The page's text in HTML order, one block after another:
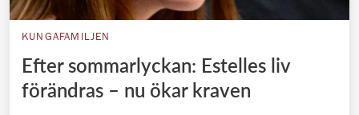
KUNGAFAMILJEN
Efter sommarlyckan: Estelles liv
förändras – nu ökar kraven